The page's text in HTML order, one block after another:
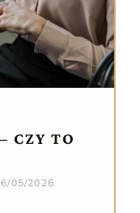
CZY TO
05/2026